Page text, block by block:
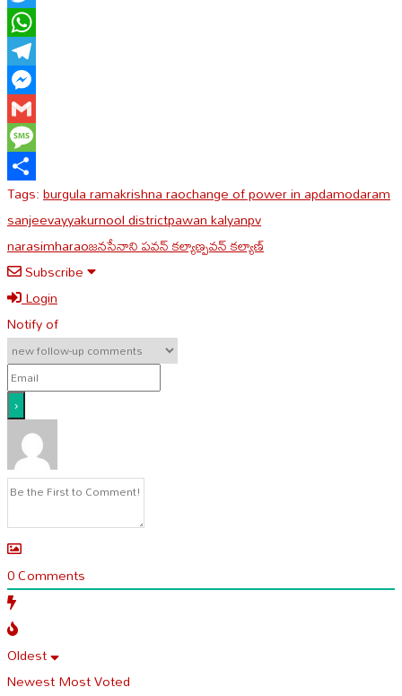
Twitter
WhatsApp
Telegram
Messenger
Gmail
Message
Share
Tags:burgula ramakrishna raochange of power in apdamodaram
sanjeevayyakurnool districtpawan kalyanpv
narasimharaoజనసేనాని పవన్ కల్యాణ్పవన్ కల్యాణ్
Subscribe
Login
Notify of
0Comments
Oldest
NewestMost Voted